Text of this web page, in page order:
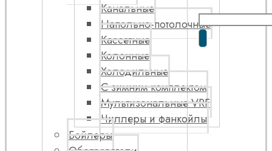
Канальные
Напольно-потолочные
Кассетные
Колонные
Холодильные
С зимним комплектом
Мультизональные VRF
Чиллеры и фанкойлы
Бойлеры